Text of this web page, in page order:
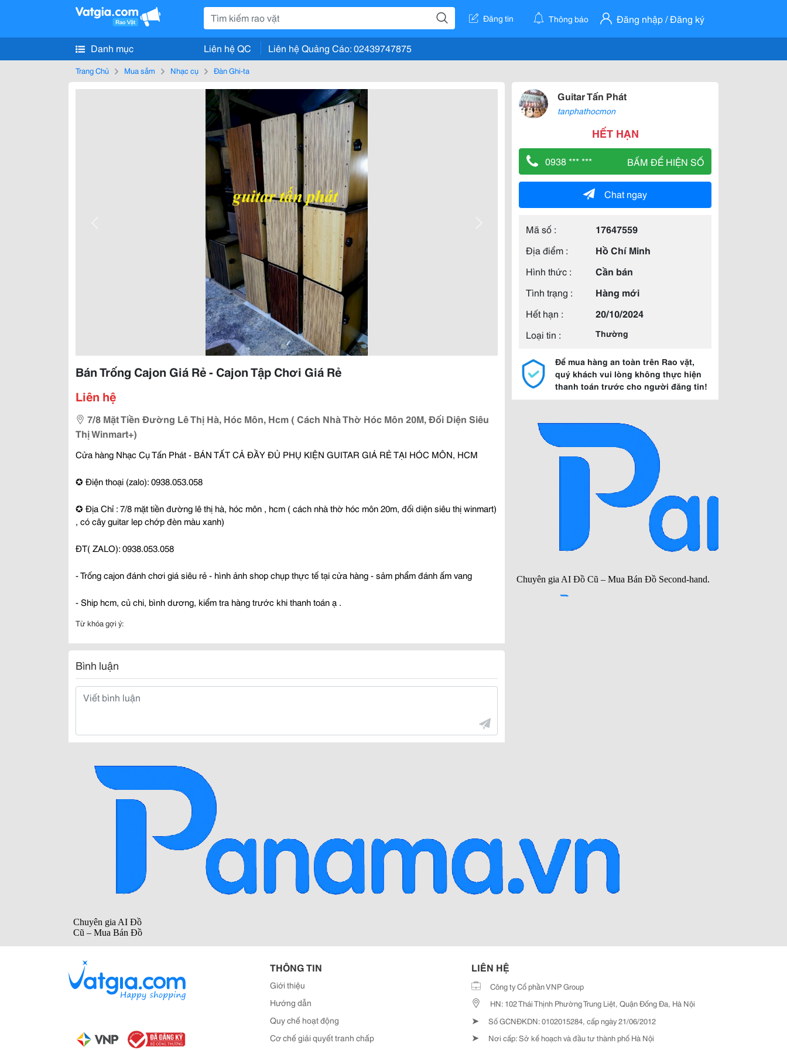
Đăng tin Thông báo Đăng nhập / Đăng ký
Danh mục Liên hệ QC Liên hệ Quảng Cáo: 02439747875
Trang Chủ Mua sắm Nhạc cụ Đàn Ghi-ta
Bán Trống Cajon Giá Rẻ - Cajon Tập Chơi Giá Rẻ
Liên hệ
7/8 Mặt Tiền Đường Lê Thị Hà, Hóc Môn, Hcm ( Cách Nhà Thờ Hóc Môn 20M, Đối Diện Siêu
Thị Winmart+)
Cửa hàng Nhạc Cụ Tấn Phát - BÁN TẤT CẢ ĐẦY ĐỦ PHỤ KIỆN GUITAR GIÁ RẺ TẠI HÓC MÔN, HCM
✪ Điện thoại (zalo): 0938.053.058
✪ Địa Chỉ : 7/8 mặt tiền đường lê thị hà, hóc môn , hcm ( cách nhà thờ hóc môn 20m, đối diện siêu thị winmart)
, có cây guitar lep chớp đèn màu xanh)
ĐT( ZALO): 0938.053.058
- Trống cajon đánh chơi giá siêu rẻ - hình ảnh shop chụp thực tế tại cửa hàng - sảm phẩm đánh ấm vang
- Ship hcm, củ chi, bình dương, kiểm tra hàng trước khi thanh toán ạ .
Từ khóa gợi ý:
Bình luận
Guitar Tấn Phát
tanphathocmon
HẾT HẠN
0938 *** *** BẤM ĐỂ HIỆN SỐ
Chat ngay
Mã số :
17647559
Địa điểm :
Hồ Chí Minh
Hình thức :
Cần bán
Tình trạng :
Hàng mới
Hết hạn :
20/10/2024
Loại tin :
Thường
Để mua hàng an toàn trên Rao vặt,
quý khách vui lòng không thực hiện
thanh toán trước cho người đăng tin!
THÔNG TIN
Giới thiệu
Hướng dẫn
Quy chế hoạt động
Cơ chế giải quyết tranh chấp
LIÊN HỆ
Công ty Cổ phần VNP Group
HN: 102 Thái Thịnh Phường Trung Liệt, Quận Đống Đa, Hà Nội
➤ Số GCNĐKDN: 0102015284, cấp ngày 21/06/2012
➤ Nơi cấp: Sở kế hoạch và đầu tư thành phố Hà Nội